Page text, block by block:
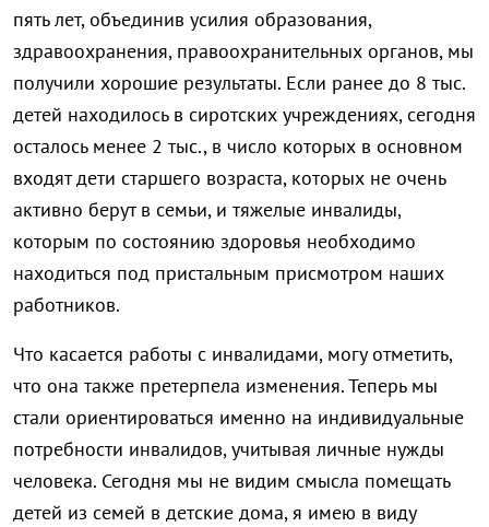
пять лет, объединив усилия образования,
здравоохранения, правоохранительных органов, мы
получили хорошие результаты. Если ранее до 8 тыс.
детей находилось в сиротских учреждениях, сегодня
осталось менее 2 тыс., в число которых в основном
входят дети старшего возраста, которых не очень
активно берут в семьи, и тяжелые инвалиды,
которым по состоянию здоровья необходимо
находиться под пристальным присмотром наших
работников.
Что касается работы с инвалидами, могу отметить,
что она также претерпела изменения. Теперь мы
стали ориентироваться именно на индивидуальные
потребности инвалидов, учитывая личные нужды
человека. Сегодня мы не видим смысла помещать
детей из семей в детские дома, я имею в виду